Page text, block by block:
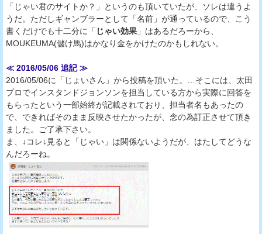
「じゃい君のサイトか？」というのも頂いていたが、ソレは違うよ
うだ。ただしギャンブラーとして「名前」が通っているので、こう
書くだけでも十二分に「 じゃい効果 」はあるだろーから、
MOUKEUMA(儲け馬)はかなり金をかけたのかもしれない。
≪ 2016/05/06 追記 ≫
2016/05/06に「じょいさん」から投稿を頂いた。…そこには、太田
プロでインスタンドジョンソンを担当している方から実際に回答を
もらったという一部始終が記載されており、担当者名もあったの
で、できればそのまま反映させたかったが、念の為訂正させて頂き
ました。ご了承下さい。
ま、↓コレ↓見ると「じゃい」は関係ないようだが、はたしてどうな
んだろーね。